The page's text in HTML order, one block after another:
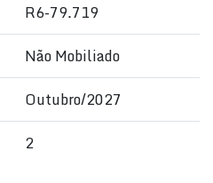
R6-79.719
Não Mobiliado
Outubro/2027
2